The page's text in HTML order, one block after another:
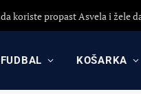
FUDBAL KOŠARKA